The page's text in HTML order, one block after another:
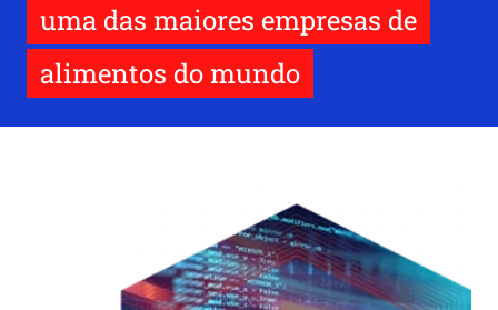
uma das maiores empresas de
alimentos do mundo